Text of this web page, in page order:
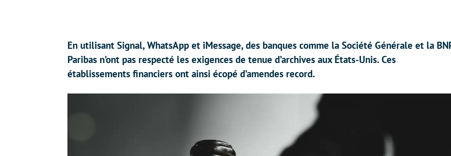
En utilisant Signal, WhatsApp et iMessage, des banques comme la Société Générale et la
Paribas n’ont pas respecté les exigences de tenue d’archives aux États-Unis. Ces
établissements financiers ont ainsi écopé d’amendes record.